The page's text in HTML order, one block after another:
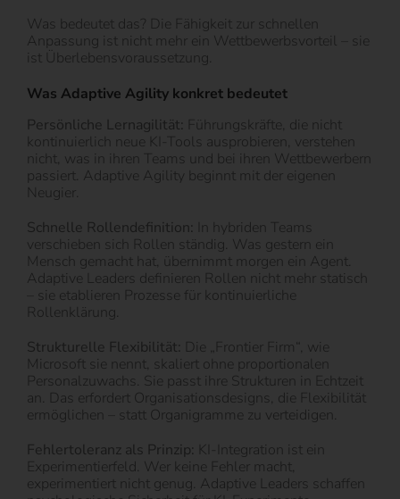
Was bedeutet das? Die Fähigkeit zur schnellen
Anpassung ist nicht mehr ein Wettbewerbsvorteil – sie
ist Überlebensvoraussetzung.
Was Adaptive Agility konkret bedeutet
Persönliche Lernagilität: Führungskräfte, die nicht
kontinuierlich neue KI-Tools ausprobieren, verstehen
nicht, was in ihren Teams und bei ihren Wettbewerbern
passiert. Adaptive Agility beginnt mit der eigenen
Neugier.
Schnelle Rollendefinition: In hybriden Teams
verschieben sich Rollen ständig. Was gestern ein
Mensch gemacht hat, übernimmt morgen ein Agent.
Adaptive Leaders definieren Rollen nicht mehr statisch
– sie etablieren Prozesse für kontinuierliche
Rollenklärung.
Strukturelle Flexibilität: Die „Frontier Firm“, wie
Microsoft sie nennt, skaliert ohne proportionalen
Personalzuwachs. Sie passt ihre Strukturen in Echtzeit
an. Das erfordert Organisationsdesigns, die Flexibilität
ermöglichen – statt Organigramme zu verteidigen.
Fehlertoleranz als Prinzip: KI-Integration ist ein
Experimentierfeld. Wer keine Fehler macht,
experimentiert nicht genug. Adaptive Leaders schaffen